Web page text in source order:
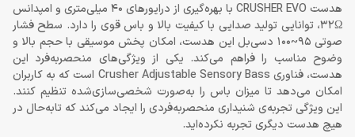
هدست CRUSHER EVO با بهره‌گیری از درایورهای 40 میلی‌متری و امپدانس
32Ω، توانایی تولید صدایی با کیفیت بالا و باس قوی را دارد. سطح فشار
صوتی 95~100 دسی‌بل این هدست، امکان پخش موسیقی با حجم بالا و
وضوح مناسب را فراهم می‌کند. یکی از ویژگی‌های منحصر‌به‌فرد این
هدست، فناوری Crusher Adjustable Sensory Bass است که به کاربران
امکان می‌دهد تا میزان باس را به‌صورت شخصی‌سازی‌شده تنظیم کنند.
این ویژگی تجربه‌ی شنیداری منحصر‌به‌فردی را ایجاد می‌کند که تا‌به‌حال در
هیچ هدست دیگری تجربه نکرده‌اید.